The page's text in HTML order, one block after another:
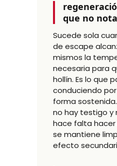
que no
Sucede sola
de escape
mismos la
necesaria para
hollín. Es lo que
conduciendo
forma
no hay testigo y
hace falta hacer
se mantiene
efecto